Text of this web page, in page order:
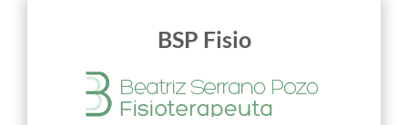
BSP Fisio